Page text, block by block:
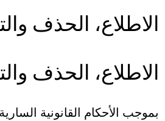
الاطلاع، الحذف
الاطلاع، الحذف
بموجب الأحكام القانونية